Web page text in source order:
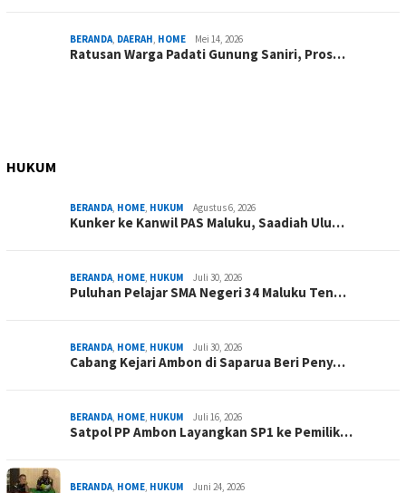
BERANDA, DAERAH, HOME Mei 14, 2026
Ratusan Warga Padati Gunung Saniri, Pros…
HUKUM
BERANDA, HOME, HUKUM Agustus 6, 2026
Kunker ke Kanwil PAS Maluku, Saadiah Ulu…
BERANDA, HOME, HUKUM Juli 30, 2026
Puluhan Pelajar SMA Negeri 34 Maluku Ten…
BERANDA, HOME, HUKUM Juli 30, 2026
Cabang Kejari Ambon di Saparua Beri Peny…
BERANDA, HOME, HUKUM Juli 16, 2026
Satpol PP Ambon Layangkan SP1 ke Pemilik…
BERANDA, HOME, HUKUM Juni 24, 2026